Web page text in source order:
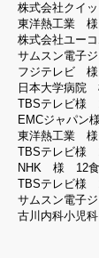
SNS
の
ア
カ
ウ
ン
で
ロ
イ
株式会社クイ
東洋熱工業
株式会社ユー
サムスン電子
フジテレビ
日本大学病
TBSテレビ
EMCジャパ
東洋熱工業
TBSテレビ様
NHK 様 12
TBSテレビ様
サムスン電子
古川内科小